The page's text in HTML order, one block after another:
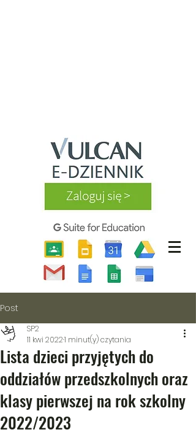
Post
Lista dzieci przyjętych do
oddziałów przedszkolnych oraz
klasy pierwszej na rok szkolny
2022/2023
SP2
11 kwi 20221 minut(y) czytania